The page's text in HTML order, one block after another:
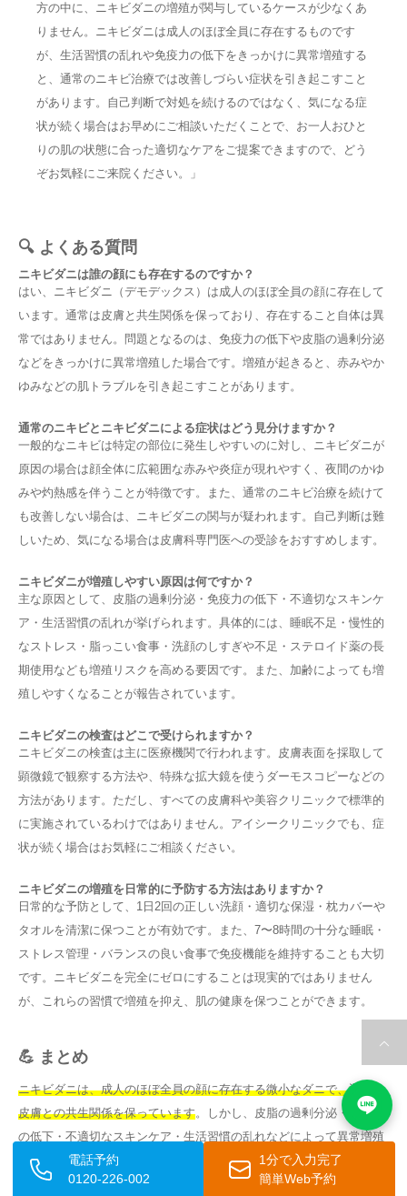
方の中に、ニキビダニの増殖が関与しているケースが少なくあ
りません。ニキビダニは成人のほぼ全員に存在するものです
が、生活習慣の乱れや免疫力の低下をきっかけに異常増殖する
と、通常のニキビ治療では改善しづらい症状を引き起こすこと
があります。自己判断で対処を続けるのではなく、気になる症
状が続く場合はお早めにご相談いただくことで、お一人おひと
りの肌の状態に合った適切なケアをご提案できますので、どう
ぞお気軽にご来院ください。」
🔍 よくある質問
ニキビダニは誰の顔にも存在するのですか？
はい、ニキビダニ（デモデックス）は成人のほぼ全員の顔に存在して
います。通常は皮膚と共生関係を保っており、存在すること自体は異
常ではありません。問題となるのは、免疫力の低下や皮脂の過剰分泌
などをきっかけに異常増殖した場合です。増殖が起きると、赤みやか
ゆみなどの肌トラブルを引き起こすことがあります。
通常のニキビとニキビダニによる症状はどう見分けますか？
一般的なニキビは特定の部位に発生しやすいのに対し、ニキビダニが
原因の場合は顔全体に広範囲な赤みや炎症が現れやすく、夜間のかゆ
みや灼熱感を伴うことが特徴です。また、通常のニキビ治療を続けて
も改善しない場合は、ニキビダニの関与が疑われます。自己判断は難
しいため、気になる場合は皮膚科専門医への受診をおすすめします。
ニキビダニが増殖しやすい原因は何ですか？
主な原因として、皮脂の過剰分泌・免疫力の低下・不適切なスキンケ
ア・生活習慣の乱れが挙げられます。具体的には、睡眠不足・慢性的
なストレス・脂っこい食事・洗顔のしすぎや不足・ステロイド薬の長
期使用なども増殖リスクを高める要因です。また、加齢によっても増
殖しやすくなることが報告されています。
ニキビダニの検査はどこで受けられますか？
ニキビダニの検査は主に医療機関で行われます。皮膚表面を採取して
顕微鏡で観察する方法や、特殊な拡大鏡を使うダーモスコピーなどの
方法があります。ただし、すべての皮膚科や美容クリニックで標準的
に実施されているわけではありません。アイシークリニックでも、症
状が続く場合はお気軽にご相談ください。
ニキビダニの増殖を日常的に予防する方法はありますか？
日常的な予防として、1日2回の正しい洗顔・適切な保湿・枕カバーや
タオルを清潔に保つことが有効です。また、7〜8時間の十分な睡眠・
ストレス管理・バランスの良い食事で免疫機能を維持することも大切
です。ニキビダニを完全にゼロにすることは現実的ではありません
が、これらの習慣で増殖を抑え、肌の健康を保つことができます。
💪 まとめ
ニキビダニは、成人のほぼ全員の顔に存在する微小なダニで、通常は
皮膚との共生関係を保っています。しかし、皮脂の過剰分泌・免疫力
の低下・不適切なスキンケア・生活習慣の乱れなどによって異常増殖
すると、
顔の赤み・かゆみ・ニキビ様の吹き出物・酒さ（ロザセア）
の悪化
など様々な肌トラブルを引き起こすことがあります。
電話予約
0120-226-002
1分で入力完了
簡単Web予約